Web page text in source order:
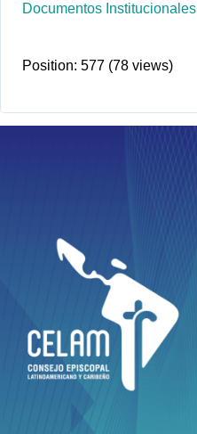
Documentos Institucionales
Position: 577 (78 views)